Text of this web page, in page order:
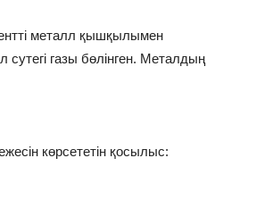
металл қышқылымен
сутегі газы бөлінген. Металдың
көрсететін қосылыс: